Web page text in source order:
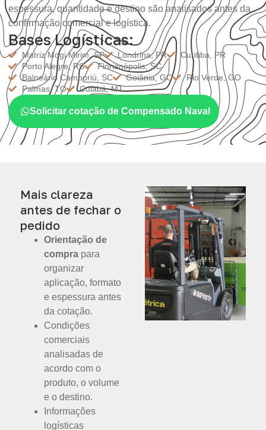
espessura, quantidade e destino são analisados antes da
confirmação comercial e logística.
Bases Logísticas:
Matriz Mogi Mirim, SP Londrina, PR
Curitiba, PR
Porto Alegre, RS
Florianópolis, SC
Balneário Camboriú, SC
Goiânia, GO
Rio Verde, GO
Palmas, TO
Cuiabá, MT
Solicitar cotação de Compensado Naval
Mais clareza
antes de fechar o
pedido
Orientação de
compra para
organizar
aplicação, formato
e espessura antes
da cotação.
Condições
comerciais
analisadas de
acordo com o
produto, o volume
e o destino.
Informações
logísticas